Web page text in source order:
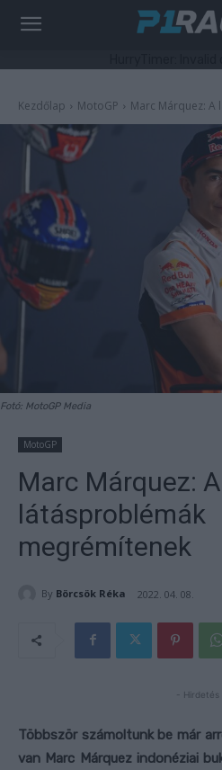
Kezdőlap MotoGP Marc Márquez:
Fotó: MotoGP Media
MotoGP
Marc Márquez: A
látásproblémák
megrémítenek
By Börcsök Réka 2022. 04. 08.
- Hirdetés -
Többször számoltunk be már
van Marc Márquez indonéziai